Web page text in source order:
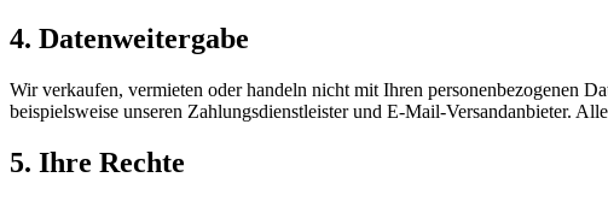
4. Datenweitergabe
Wir verkaufen, vermieten oder handeln nicht mit Ihren personenbezogenen
beispielsweise unseren Zahlungsdienstleister und E-Mail-Versandanbieter.
5. Ihre Rechte